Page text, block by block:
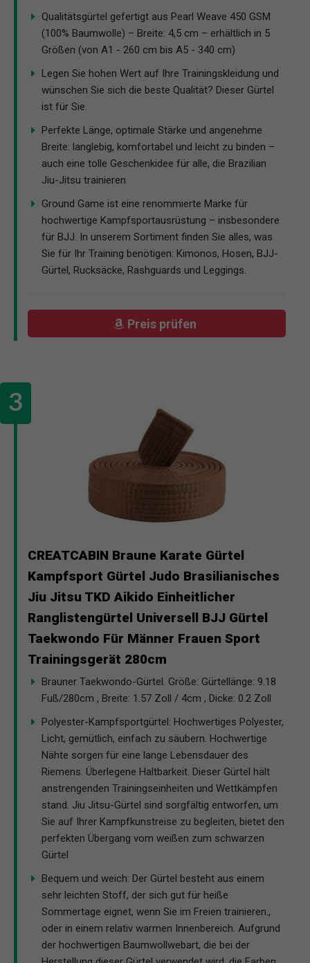
Qualitätsgürtel gefertigt aus Pearl Weave 450 GSM
(100% Baumwolle) – Breite: 4,5 cm – erhältlich in 5
Größen (von A1 - 260 cm bis A5 - 340 cm)
Legen Sie hohen Wert auf Ihre Trainingskleidung und
wünschen Sie sich die beste Qualität? Dieser Gürtel
ist für Sie.
Perfekte Länge, optimale Stärke und angenehme
Breite: langlebig, komfortabel und leicht zu binden –
auch eine tolle Geschenkidee für alle, die Brazilian
Jiu-Jitsu trainieren
Ground Game ist eine renommierte Marke für
hochwertige Kampfsportausrüstung – insbesondere
für BJJ. In unserem Sortiment finden Sie alles, was
Sie für Ihr Training benötigen: Kimonos, Hosen, BJJ-
Gürtel, Rucksäcke, Rashguards und Leggings.
Preis prüfen
CREATCABIN Braune Karate Gürtel
Kampfsport Gürtel Judo Brasilianisches
Jiu Jitsu TKD Aikido Einheitlicher
Ranglistengürtel Universell BJJ Gürtel
Taekwondo Für Männer Frauen Sport
Trainingsgerät 280cm
Brauner Taekwondo-Gürtel. Größe: Gürtellänge: 9.18
Fuß/280cm , Breite: 1.57 Zoll / 4cm , Dicke: 0.2 Zoll
Polyester-Kampfsportgürtel: Hochwertiges Polyester,
Licht, gemütlich, einfach zu säubern. Hochwertige
Nähte sorgen für eine lange Lebensdauer des
Riemens. Überlegene Haltbarkeit. Dieser Gürtel hält
anstrengenden Trainingseinheiten und Wettkämpfen
stand. Jiu Jitsu-Gürtel sind sorgfältig entworfen, um
Sie auf Ihrer Kampfkunstreise zu begleiten, bietet den
perfekten Übergang vom weißen zum schwarzen
Gürtel
Bequem und weich: Der Gürtel besteht aus einem
sehr leichten Stoff, der sich gut für heiße
Sommertage eignet, wenn Sie im Freien trainieren.,
oder in einem relativ warmen Innenbereich. Aufgrund
der hochwertigen Baumwollwebart, die bei der